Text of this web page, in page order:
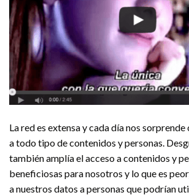
La red es extensa y cada día nos
a todo tipo de contenidos y personas.
también amplía el acceso a contenidos y
beneficiosas para nosotros y lo que es
a nuestros datos a personas que podrían